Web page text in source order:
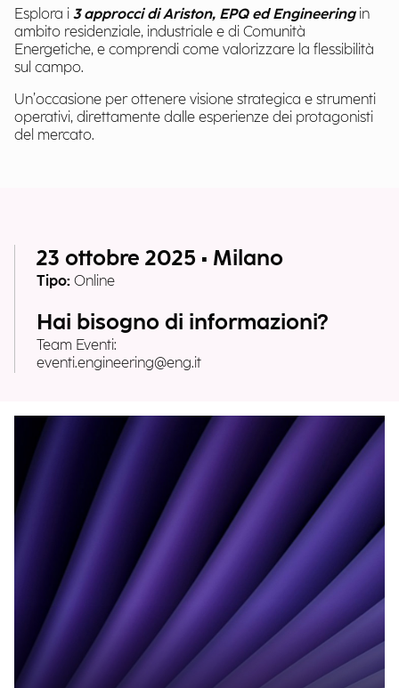
Esplora i 3 approcci di Ariston, EPQ ed Engineering in
ambito residenziale, industriale e di Comunità
Energetiche, e comprendi come valorizzare la flessibilità
sul campo.
Un’occasione per ottenere visione strategica e strumenti
operativi, direttamente dalle esperienze dei protagonisti
del mercato.
23 ottobre 2025 • Milano
Tipo: Online
Hai bisogno di informazioni?
Team Eventi:
eventi.engineering@eng.it